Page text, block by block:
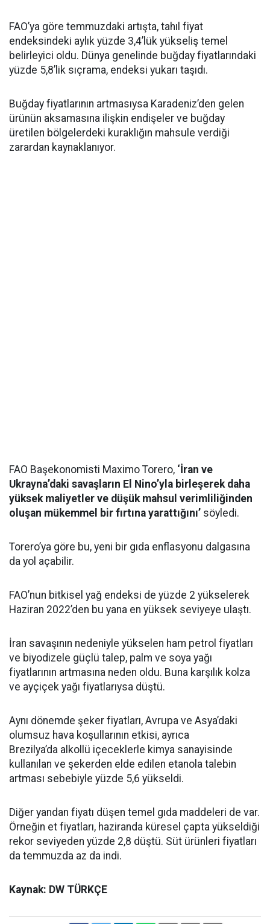
FAO’ya göre temmuzdaki artışta, tahıl fiyat
endeksindeki aylık yüzde 3,4’lük yükseliş temel
belirleyici oldu. Dünya genelinde buğday fiyatlarındaki
yüzde 5,8’lik sıçrama, endeksi yukarı taşıdı.
Buğday fiyatlarının artmasıysa Karadeniz’den gelen
ürünün aksamasına ilişkin endişeler ve buğday
üretilen bölgelerdeki kuraklığın mahsule verdiği
zarardan kaynaklanıyor.
FAO Başekonomisti Maximo Torero, ‘İran ve
Ukrayna’daki savaşların El Nino’yla birleşerek daha
yüksek maliyetler ve düşük mahsul verimliliğinden
oluşan mükemmel bir fırtına yarattığını’ söyledi.
Torero’ya göre bu, yeni bir gıda enflasyonu dalgasına
da yol açabilir.
FAO’nun bitkisel yağ endeksi de yüzde 2 yükselerek
Haziran 2022’den bu yana en yüksek seviyeye ulaştı.
İran savaşının nedeniyle yükselen ham petrol fiyatları
ve biyodizele güçlü talep, palm ve soya yağı
fiyatlarının artmasına neden oldu. Buna karşılık kolza
ve ayçiçek yağı fiyatlarıysa düştü.
Aynı dönemde şeker fiyatları, Avrupa ve Asya’daki
olumsuz hava koşullarının etkisi, ayrıca
Brezilya’da alkollü içeceklerle kimya sanayisinde
kullanılan ve şekerden elde edilen etanola talebin
artması sebebiyle yüzde 5,6 yükseldi.
Diğer yandan fiyatı düşen temel gıda maddeleri de var.
Örneğin et fiyatları, haziranda küresel çapta yükseldiği
rekor seviyeden yüzde 2,8 düştü. Süt ürünleri fiyatları
da temmuzda az da indi.
Kaynak: DW TÜRKÇE